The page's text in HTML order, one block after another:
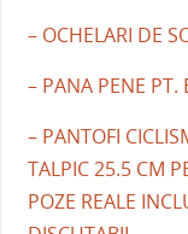
– OCHELARI DE
– PANA PENE PT.
– PANTOFI
TALPIC 25.5 CM
POZE REALE